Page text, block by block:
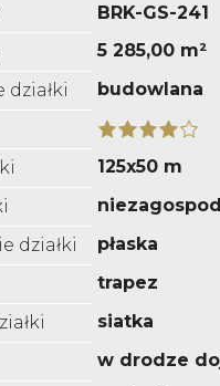
BRK-GS-241
5 285,00 m²
działki
budowlana
125x50 m
działki
płaska
trapez
siatka
w drodze